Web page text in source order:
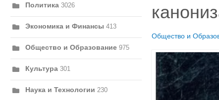
Политика 3026
Экономика и Финансы 413
Общество и Образование 975
Культура 301
Наука и Технологии 230
Общество и